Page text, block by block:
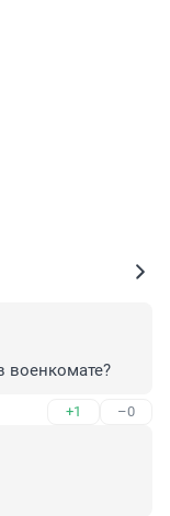
военкомате?
+1 –0